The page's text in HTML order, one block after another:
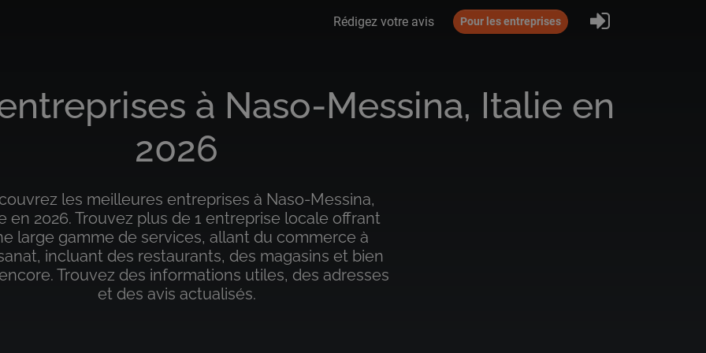
Rédigez votre avis
Pour les entreprises S'inscrire
à Naso-Messina, Italie en
2026
les meilleures entreprises à Naso-Messina,
en 2026. Trouvez plus de 1 entreprise locale offrant
large gamme de services, allant du commerce à
incluant des restaurants, des magasins et bien
Trouvez des informations utiles, des adresses
et des avis actualisés.